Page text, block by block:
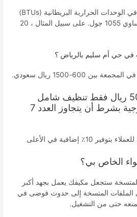
طن هو مقياس قدرة التبريد في الوحدات الحرارية البريطانية (BTUs)
في الساعة ، حيث 1 BTU يساوي 1055 جول. على سبيل المثال ، 20
في حي أم سليم بالرياض ؟
600-1500 ريال سعودي.
سعر تنظيف التكييف 50 ريال فقط تنظيف شامل
للوحدة الداخلية والخارجية بشرط أن يتجاوز العدد 7
إضافية في الأعلى
الخاص بي؟
المتسخة ستجعل مكيفك يعمل بجهد أكبر
الملفات المتسخة إلى حدوث فوضى في
حتى من التشغيل.